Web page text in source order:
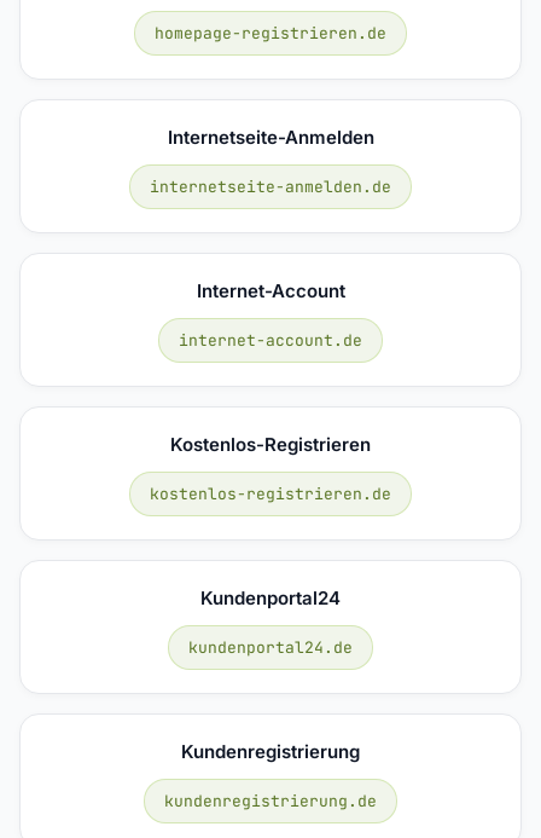
homepage-registrieren.de
Internetseite-Anmelden
internetseite-anmelden.de
Internet-Account
internet-account.de
Kostenlos-Registrieren
kostenlos-registrieren.de
Kundenportal24
kundenportal24.de
Kundenregistrierung
kundenregistrierung.de